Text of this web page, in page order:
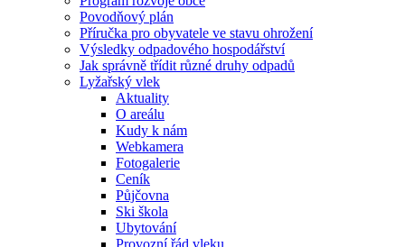
Povodňový plán
Příručka pro obyvatele ve stavu ohrožení
Výsledky odpadového hospodářství
Jak správně třídit různé druhy odpadů
Lyžařský vlek
Aktuality
O areálu
Kudy k nám
Webkamera
Fotogalerie
Ceník
Půjčovna
Ski škola
Ubytování
Provozní řád vleku